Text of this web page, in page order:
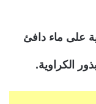
على ماء دافئ
الكراوية.